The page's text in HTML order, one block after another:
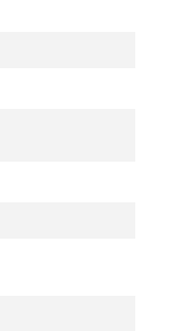
(VT-x)'
Technology
Technology for
Technology
Guard'